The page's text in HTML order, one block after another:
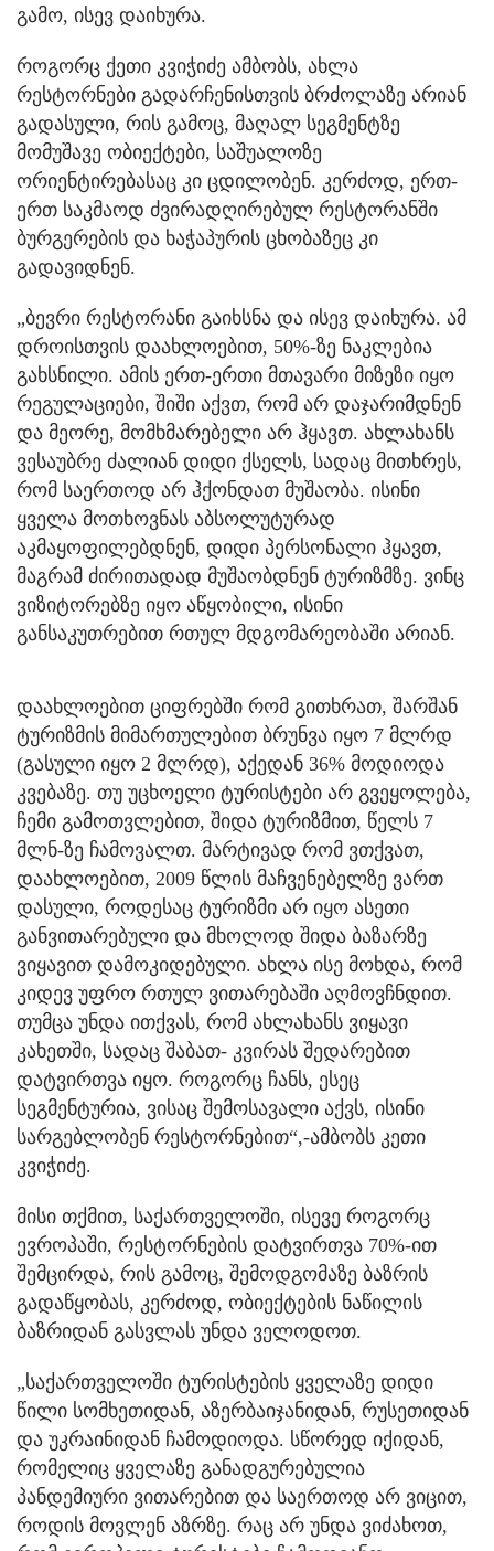
გამო, ისევ დაიხურა.
როგორც ქეთი კვიჭიძე ამბობს, ახლა
რესტორნები გადარჩენისთვის ბრძოლაზე არიან
გადასული, რის გამოც, მაღალ სეგმენტზე
მომუშავე ობიექტები, საშუალოზე
ორიენტირებასაც კი ცდილობენ. კერძოდ, ერთ-
ერთ საკმაოდ ძვირადღირებულ რესტორანში
ბურგერების და ხაჭაპურის ცხობაზეც კი
გადავიდნენ.
„ბევრი რესტორანი გაიხსნა და ისევ დაიხურა. ამ
დროისთვის დაახლოებით, 50%-ზე ნაკლებია
გახსნილი. ამის ერთ-ერთი მთავარი მიზეზი იყო
რეგულაციები, შიში აქვთ, რომ არ დაჯარიმდნენ
და მეორე, მომხმარებელი არ ჰყავთ. ახლახანს
ვესაუბრე ძალიან დიდი ქსელს, სადაც მითხრეს,
რომ საერთოდ არ ჰქონდათ მუშაობა. ისინი
ყველა მოთხოვნას აბსოლუტურად
აკმაყოფილებდნენ, დიდი პერსონალი ჰყავთ,
მაგრამ ძირითადად მუშაობდნენ ტურიზმზე. ვინც
ვიზიტორებზე იყო აწყობილი, ისინი
განსაკუთრებით რთულ მდგომარეობაში არიან.
დაახლოებით ციფრებში რომ გითხრათ, შარშან
ტურიზმის მიმართულებით ბრუნვა იყო 7 მლრდ
(გასული იყო 2 მლრდ), აქედან 36% მოდიოდა
კვებაზე. თუ უცხოელი ტურისტები არ გვეყოლება,
ჩემი გამოთვლებით, შიდა ტურიზმით, წელს 7
მლნ-ზე ჩამოვალთ. მარტივად რომ ვთქვათ,
დაახლოებით, 2009 წლის მაჩვენებელზე ვართ
დასული, როდესაც ტურიზმი არ იყო ასეთი
განვითარებული და მხოლოდ შიდა ბაზარზე
ვიყავით დამოკიდებული. ახლა ისე მოხდა, რომ
კიდევ უფრო რთულ ვითარებაში აღმოვჩნდით.
თუმცა უნდა ითქვას, რომ ახლახანს ვიყავი
კახეთში, სადაც შაბათ- კვირას შედარებით
დატვირთვა იყო. როგორც ჩანს, ესეც
სეგმენტურია, ვისაც შემოსავალი აქვს, ისინი
სარგებლობენ რესტორნებით“,-ამბობს კეთი
კვიჭიძე.
მისი თქმით, საქართველოში, ისევე როგორც
ევროპაში, რესტორნების დატვირთვა 70%-ით
შემცირდა, რის გამოც, შემოდგომაზე ბაზრის
გადაწყობას, კერძოდ, ობიექტების ნაწილის
ბაზრიდან გასვლას უნდა ველოდოთ.
„საქართველოში ტურისტების ყველაზე დიდი
წილი სომხეთიდან, აზერბაიჯანიდან, რუსეთიდან
და უკრაინიდან ჩამოდიოდა. სწორედ იქიდან,
რომელიც ყველაზე განადგურებულია
პანდემიური ვითარებით და საერთოდ არ ვიცით,
როდის მოვლენ აზრზე. რაც არ უნდა ვიძახოთ,